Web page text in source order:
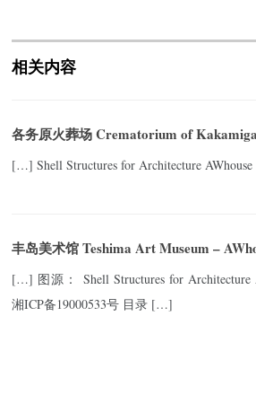
相关内容
各务原火葬场 Crematorium of
[…] Shell Structures for Architecture
丰岛美术馆 Teshima Art Museum –
[…] 图源： Shell Structures for
湘ICP备19000533号 目录 […]